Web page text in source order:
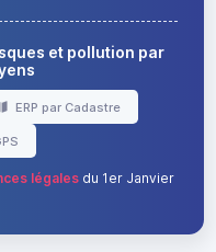
et pollution par
ERP par Cadastre
légalesdu 1er Janvier